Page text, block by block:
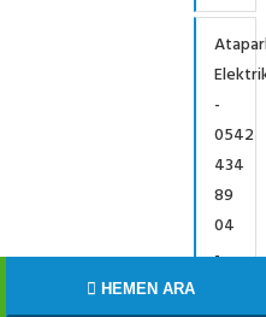
-
0542
434
89
04
-
HEMEN ARA